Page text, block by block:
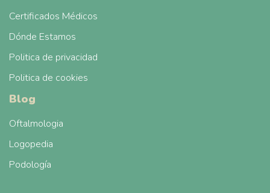
Certificados Médicos
Dónde Estamos
Politica de privacidad
Politica de cookies
Blog
Oftalmologia
Logopedia
Podología